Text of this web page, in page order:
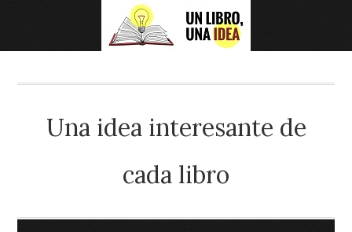
Una idea interesante de
cada libro